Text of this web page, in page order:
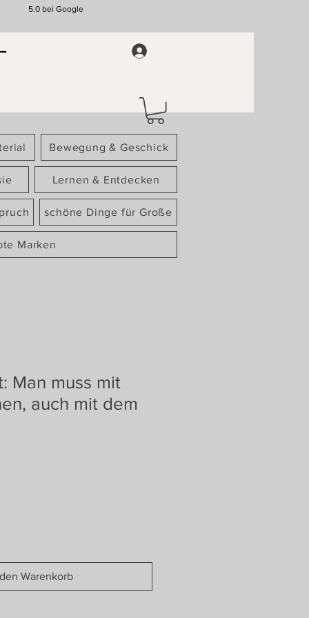
5.0 bei Google
Bewegung & Geschick
Lernen & Entdecken
schöne Dinge für Große
Marken
Man muss mit
auch mit dem
Warenkorb